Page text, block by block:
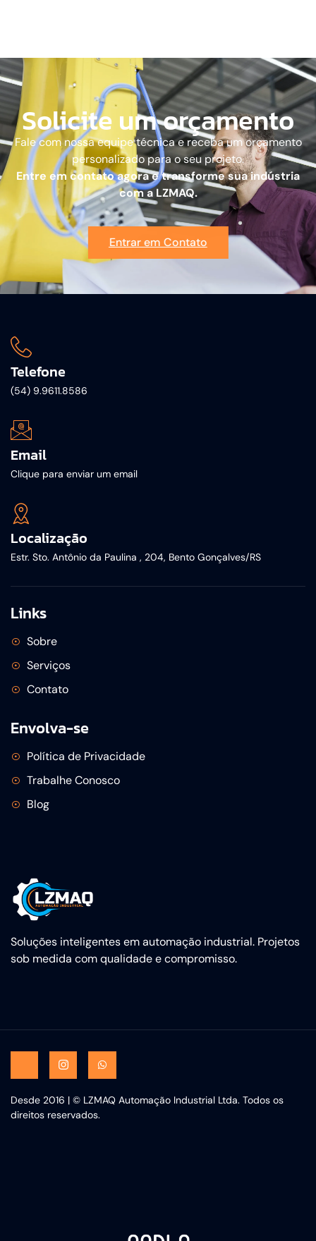
Solicite um orçamento
Fale com nossa equipe técnica e receba um orçamento
personalizado para o seu projeto.
Entre em contato agora e transforme sua indústria
com a LZMAQ.
Entrar em Contato
Soluções inteligentes em automação industrial. Projetos
sob medida com qualidade e compromisso.
Telefone
(54) 9.9611.8586
Email
Clique para enviar um email
Localização
Estr. Sto. Antônio da Paulina , 204, Bento Gonçalves/RS
Links
Sobre
Serviços
Contato
Envolva-se
Política de Privacidade
Trabalhe Conosco
Blog
Desde 2016 | © LZMAQ Automação Industrial Ltda. Todos os
direitos reservados.